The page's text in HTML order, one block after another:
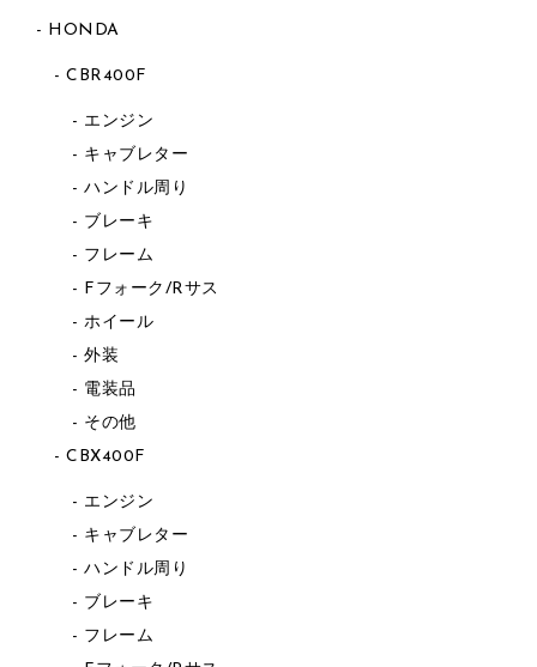
HONDA
CBR400F
エンジン
キャブレター
ハンドル周り
ブレーキ
フレーム
Fフォーク/Rサス
ホイール
外装
電装品
その他
CBX400F
エンジン
キャブレター
ハンドル周り
ブレーキ
フレーム